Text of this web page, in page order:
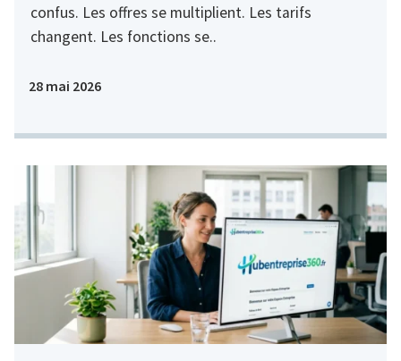
confus. Les offres se multiplient. Les tarifs
changent. Les fonctions se..
28 mai 2026